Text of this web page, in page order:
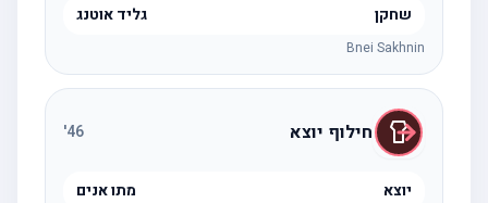
שחקן גליד אוטנג
Bnei Sakhnin
חילוף יוצא 46
'
יוצא מתו אנים